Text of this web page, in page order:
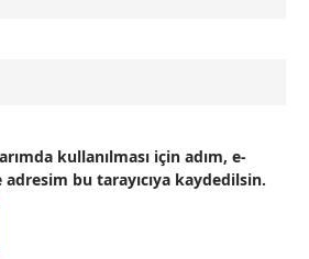
kullanılması için adım, e-
bu tarayıcıya kaydedilsin.